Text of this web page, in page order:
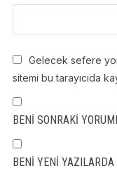
Gelecek sefere
sitemi bu tarayıcıda
BENI SONRAKI
BENI YENI